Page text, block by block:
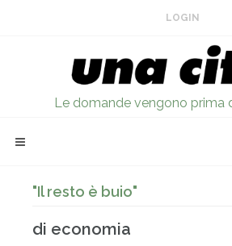
LOGIN
Le domande vengono prima
"Il resto è buio"
di economia